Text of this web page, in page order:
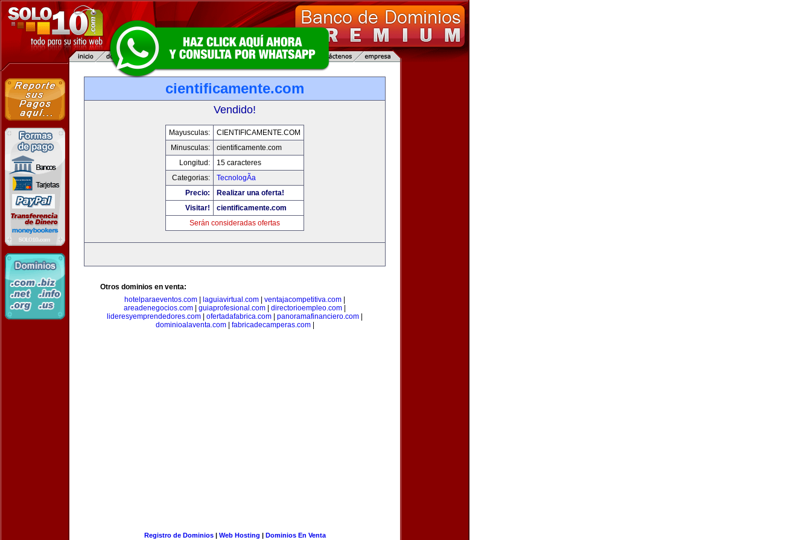
cientificamente.com
Vendido!
Mayusculas:
CIENTIFICAMENTE.COM
Minusculas:
cientificamente.com
Longitud:
15 caracteres
Categorias:
TecnologÃ­a
Precio:
Realizar una oferta!
Visitar!
cientificamente.com
Serán consideradas ofertas
Otros dominios en venta:
hotelparaeventos.com
laguiavirtual.com ventajacompetitiva.com
areadenegocios.com
guiaprofesional.com directorioempleo.com
lideresyemprendedores.com
ofertadafabrica.com panoramafinanciero.com
dominioalaventa.com| fabricadecamperas.com|
Registro de Dominios| Web Hosting | Dominios En Venta